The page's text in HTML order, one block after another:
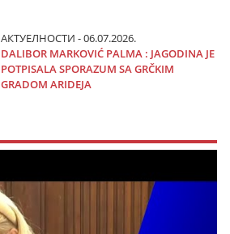
АКТУЕЛНОСТИ - 06.07.2026.
DALIBOR MARKOVIĆ PALMA : JAGODINA JE
POTPISALA SPORAZUM SA GRČKIM
GRADOM ARIDEJA